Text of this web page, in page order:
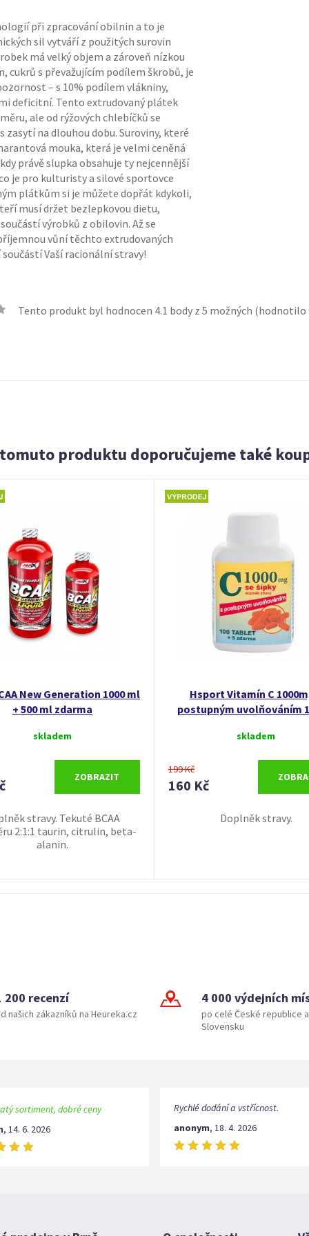
při zpracování obilnin a to je
sil vytváří z použitých surovin
má velký objem a zároveň nízkou
cukrů s převažujícím podílem škrobů, je
– s 10% podílem vlákniny,
deficitní. Tento extrudovaný plátek
ale od rýžových chlebíčků se
na dlouhou dobu. Suroviny, které
mouka, která je velmi ceněná
právě slupka obsahuje ty nejcennější
je pro kulturisty a silové sportovce
plátkům si je můžete dopřát kdykoli,
musí držet bezlepkovou dietu,
výrobků z obilovin. Až se
vůní těchto extrudovaných
Vaší racionální stravy!
Tento produkt byl hodnocen 4.1 body z 5 možných (hodnotilo
produktu doporučujeme také
New Generation 1000 ml
+ 500 ml zdarma
skladem
ZOBRAZIT
stravy. Tekuté BCAA
2:1:1 taurin, citrulin, beta-
alanin.
Hsport Vitamín C
postupným uvolňováním
skladem
199 Kč
160 Kč
Doplněk stravy.
200 recenzí
našich zákazníků na Heureka.cz
4 000 výdejních
po celé České republice a
Slovensku
sortiment, dobré ceny
, 14. 6. 2026
Rychlé dodání a vstřícnost.
anonym, 18. 4. 2026